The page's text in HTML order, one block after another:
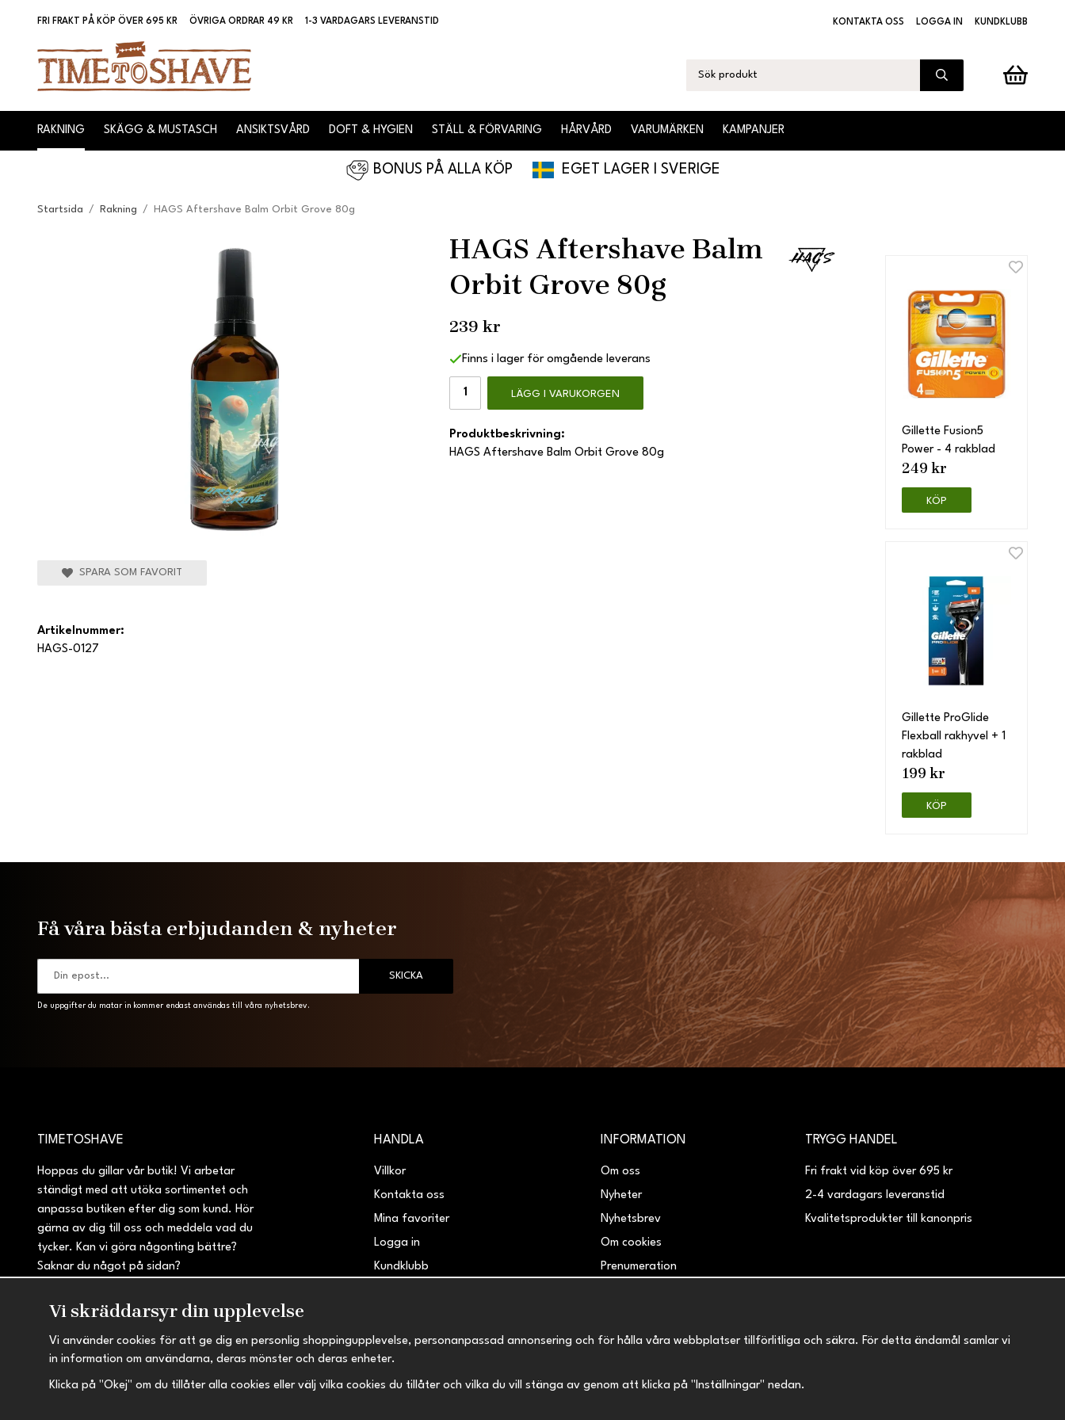
FRI FRAKT PÅ KÖP ÖVER 695 KR ÖVRIGA ORDRAR 49 KR 1-3 VARDAGARS LEVERANSTID KONTAKTA OSS LOGGA IN KUNDKLUBB
RAKNING SKÄGG & MUSTASCH ANSIKTSVÅRD DOFT & HYGIEN STÄLL & FÖRVARING HÅRVÅRD VARUMÄRKEN KAMPANJER
BONUS PÅ ALLA KÖP EGET LAGER I SVERIGE
Startsida / Rakning / HAGS Aftershave Balm Orbit Grove 80g
HAGS Aftershave Balm
Orbit Grove 80g
239 kr
Finns i lager för omgående leverans
LÄGG I VARUKORGEN
Produktbeskrivning:
HAGS Aftershave Balm Orbit Grove 80g
Gillette Fusion5
Power - 4 rakblad
249 kr
KÖP
Gillette ProGlide
Flexball rakhyvel + 1
rakblad
199 kr
KÖP
SPARA SOM FAVORIT
Artikelnummer:
HAGS-0127
Få våra bästa erbjudanden & nyheter
SKICKA
De uppgifter du matar in kommer endast användas till våra nyhetsbrev.
TIMETOSHAVE
Hoppas du gillar vår butik! Vi arbetar
ständigt med att utöka sortimentet och
anpassa butiken efter dig som kund. Hör
gärna av dig till oss och meddela vad du
tycker. Kan vi göra någonting bättre?
Saknar du något på sidan?
HANDLA
Villkor
Kontakta oss
Mina favoriter
Logga in
Kundklubb
INFORMATION
Om oss
Nyheter
Nyhetsbrev
Om cookies
Prenumeration
TRYGG HANDEL
Fri frakt vid köp över 695 kr
2-4 vardagars leveranstid
Kvalitetsprodukter till kanonpris
Vi skräddarsyr din upplevelse
Vi använder cookies för att ge dig en personlig shoppingupplevelse, personanpassad annonsering och för hålla våra webbplatser tillförlitliga och säkra. För detta ändamål samlar vi
in information om användarna, deras mönster och deras enheter.
Klicka på "Okej" om du tillåter alla cookies eller välj vilka cookies du tillåter och vilka du vill stänga av genom att klicka på "Inställningar" nedan.